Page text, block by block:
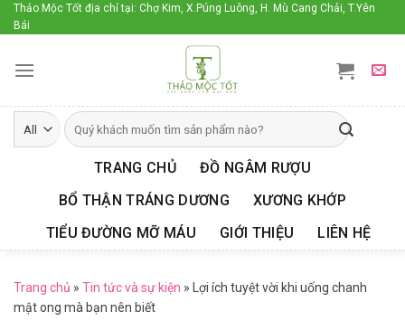
Skip
to
Thảo Mộc Tốt địa chỉ tại: Chợ Kim, X.Púng Luông, H. Mù Cang Chải, T.Yên
Bái
TRANG CHỦ
ĐỒ NGÂM RƯỢU
BỔ THẬN TRÁNG DƯƠNG
XƯƠNG KHỚP
TIỂU ĐƯỜNG MỠ MÁU
GIỚI THIỆU LIÊN HỆ
Trang chủ » Tin tức và sự kiện »
Lợi ích tuyệt vời khi uống chanh
mật ong mà bạn nên biết